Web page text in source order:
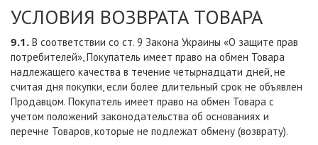
УСЛОВИЯ ВОЗВРАТА ТОВАРА
9.1. В соответствии со ст. 9 Закона Украины «О защите прав
потребителей», Покупатель имеет право на обмен Товара
надлежащего качества в течение четырнадцати дней, не
считая дня покупки, если более длительный срок не объявлен
Продавцом. Покупатель имеет право на обмен Товара с
учетом положений законодательства об основаниях и
перечне Товаров, которые не подлежат обмену (возврату).